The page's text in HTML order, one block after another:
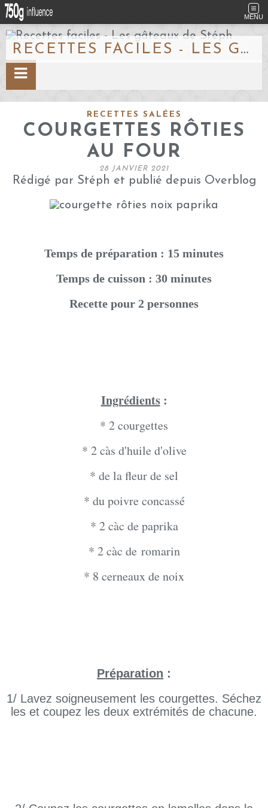
MENU
RECETTES FACILES - LES GÂTEAUX DE STÉPH
RECETTES SALÉES
COURGETTES RÔTIES
AU FOUR
28 JANVIER 2021
Rédigé par Stéph et publié depuis Overblog
Temps de préparation : 15 minutes
Temps de cuisson : 30 minutes
Recette pour 2 personnes
Ingrédients:
* 2 courgettes
* 2 càs d'huile d'olive
* de la fleur de sel
* du poivre concassé
* 2 càc de paprika
* 2 càc de romarin
* 8 cerneaux de noix
Préparation :
1/ Lavez soigneusement les courgettes. Séchez
les et coupez les deux extrémités de chacune.